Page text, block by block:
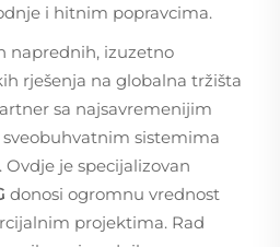
i hitnim popravcima.
naprednih, izuzetno
rješenja na globalna tržišta
sa najsavremenijim
sistemima
je specijalizovan
donosi ogromnu vrednost
projektima. Rad